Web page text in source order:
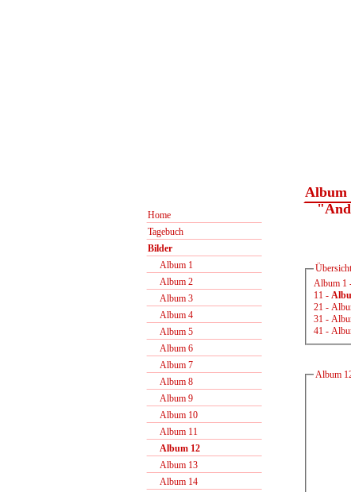
Album
Home
Tagebuch
Bilder
Album 1
Album 2
Album 3
Album 4
Album 5
Album 6
Album 7
Album 8
Album 9
Album 10
Album 11
Album 12
Album 13
Album 14
Album 1
11 -
21 -
31 -
41 -
Album